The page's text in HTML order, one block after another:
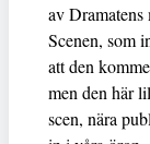
av
Scenen, som
att den
men den här
scen, nära